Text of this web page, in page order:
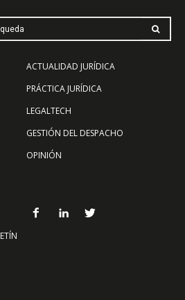
ACTUALIDAD JURÍDICA
PRÁCTICA JURÍDICA
LEGALTECH
GESTIÓN DEL DESPACHO
OPINIÓN